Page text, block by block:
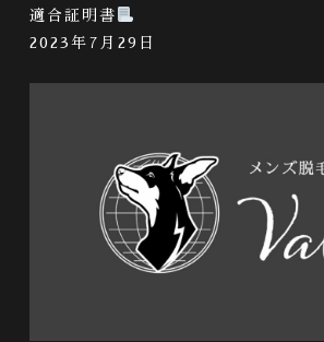
適合証明書
2023年7月29日